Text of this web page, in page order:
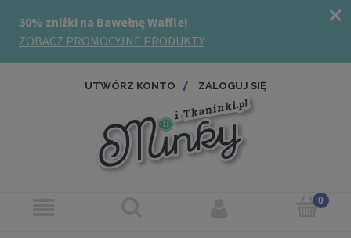
UTWÓRZ KONTO ZALOGUJ SIĘ